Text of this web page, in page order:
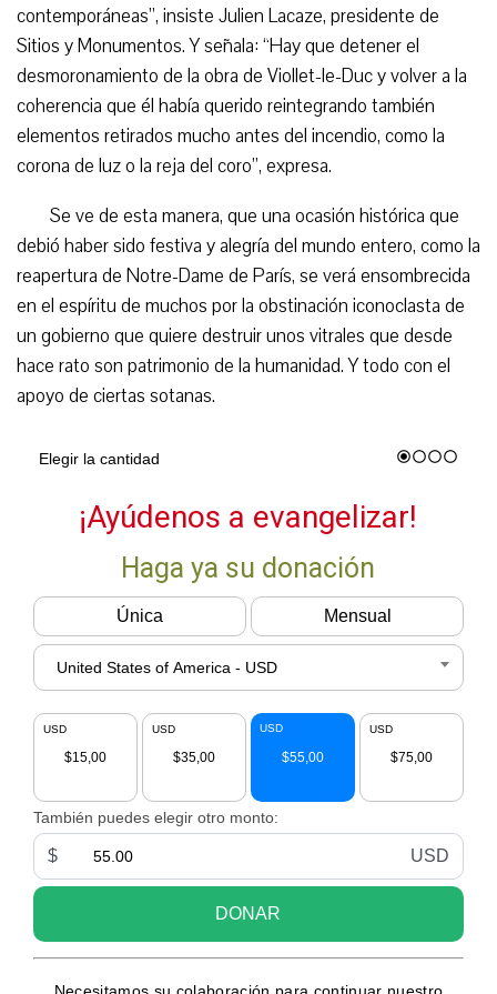
contemporáneas”, insiste Julien Lacaze, presidente de
Sitios y Monumentos. Y señala: “Hay que detener el
desmoronamiento de la obra de Viollet-le-Duc y volver a la
coherencia que él había querido reintegrando también
elementos retirados mucho antes del incendio, como la
corona de luz o la reja del coro”, expresa.
Se ve de esta manera, que una ocasión histórica que
debió haber sido festiva y alegría del mundo entero, como la
reapertura de Notre-Dame de París, se verá ensombrecida
en el espíritu de muchos por la obstinación iconoclasta de
un gobierno que quiere destruir unos vitrales que desde
hace rato son patrimonio de la humanidad. Y todo con el
apoyo de ciertas sotanas.